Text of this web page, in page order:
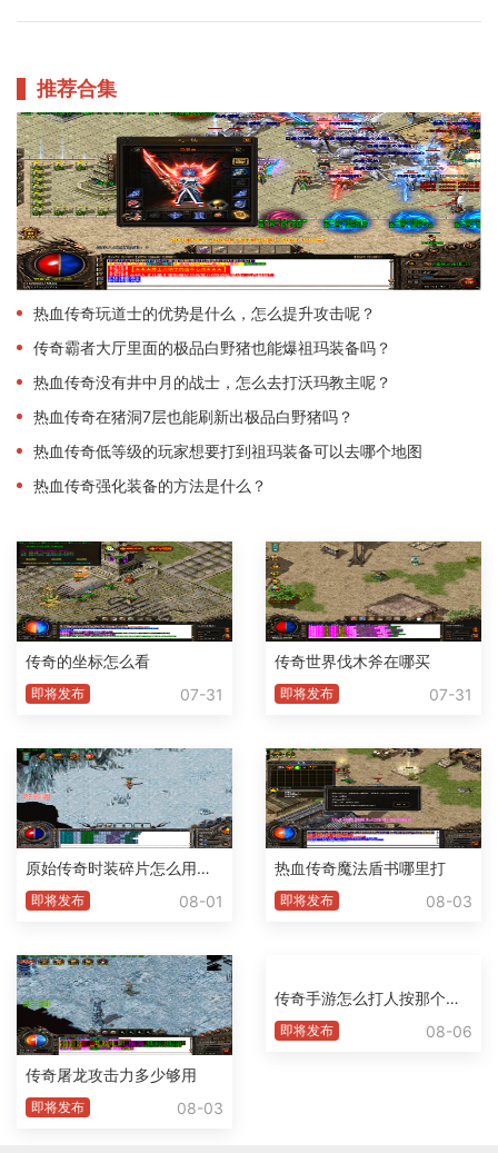
推荐合集
热血传奇玩道士的优势是什么，怎么提升攻击呢？
传奇霸者大厅里面的极品白野猪也能爆祖玛装备吗？
热血传奇没有井中月的战士，怎么去打沃玛教主呢？
热血传奇在猪洞7层也能刷新出极品白野猪吗？
热血传奇低等级的玩家想要打到祖玛装备可以去哪个地图
热血传奇强化装备的方法是什么？
传奇的坐标怎么看
即将发布 07-31
传奇世界伐木斧在哪买
即将发布 07-31
原始传奇时装碎片怎么用不了了
即将发布 08-01
热血传奇魔法盾书哪里打
即将发布 08-03
传奇屠龙攻击力多少够用
即将发布 08-03
传奇手游怎么打人按那个腱子
即将发布 08-06